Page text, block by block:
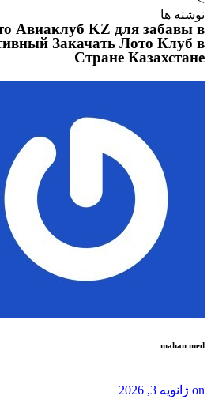
نوشته ها
Авиаклуб KZ для забавы в
Закачать Лото Клуб в
Стране Казахстане
mahan med
on ژانویه 3, 2026